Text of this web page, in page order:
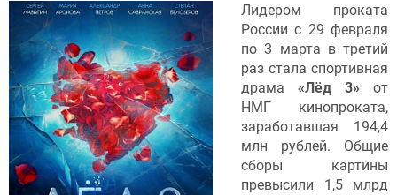
Лидером проката
России с 29 февраля
по 3 марта в третий
раз стала спортивная
драма «Лёд 3» от
НМГ кинопроката,
заработавшая 194,4
млн рублей. Общие
сборы картины
превысили 1,5 млрд